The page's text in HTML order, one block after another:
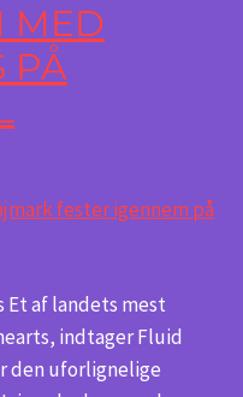
MED
PÅ
Et af landets mest
indtager Fluid
den uforlignelige